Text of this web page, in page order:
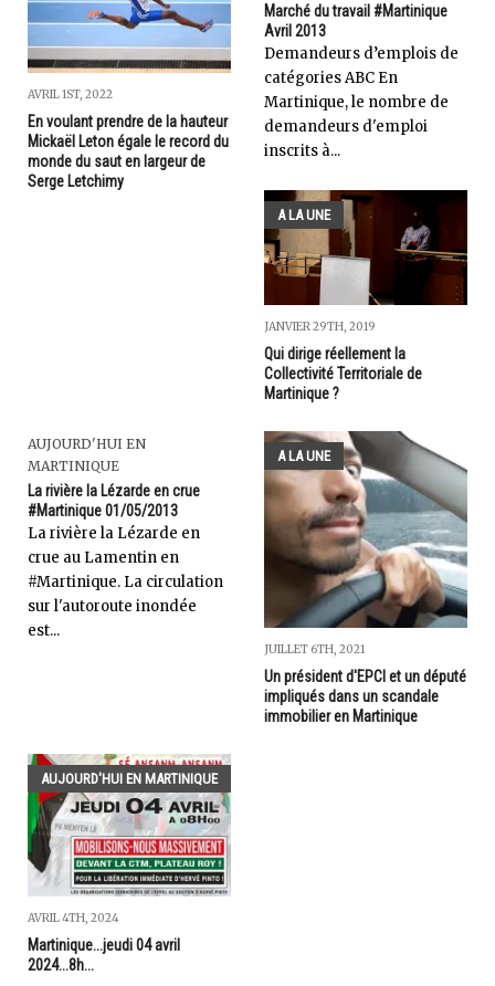
AVRIL 1ST, 2022
En voulant prendre de la hauteur
Mickaël Leton égale le record du
monde du saut en largeur de
Serge Letchimy
Marché du travail #Martinique
Avril 2013
Demandeurs d’emplois de
catégories ABC En
Martinique, le nombre de
demandeurs d'emploi
inscrits à...
A LA UNE
JANVIER 29TH, 2019
Qui dirige réellement la
Collectivité Territoriale de
Martinique ?
AUJOURD'HUI EN
MARTINIQUE
La rivière la Lézarde en crue
#Martinique 01/05/2013
La rivière la Lézarde en
crue au Lamentin en
#Martinique. La circulation
sur l'autoroute inondée
est...
A LA UNE
JUILLET 6TH, 2021
Un président d'EPCI et un député
impliqués dans un scandale
immobilier en Martinique
AUJOURD'HUI EN MARTINIQUE
AVRIL 4TH, 2024
Martinique...jeudi 04 avril
2024...8h...